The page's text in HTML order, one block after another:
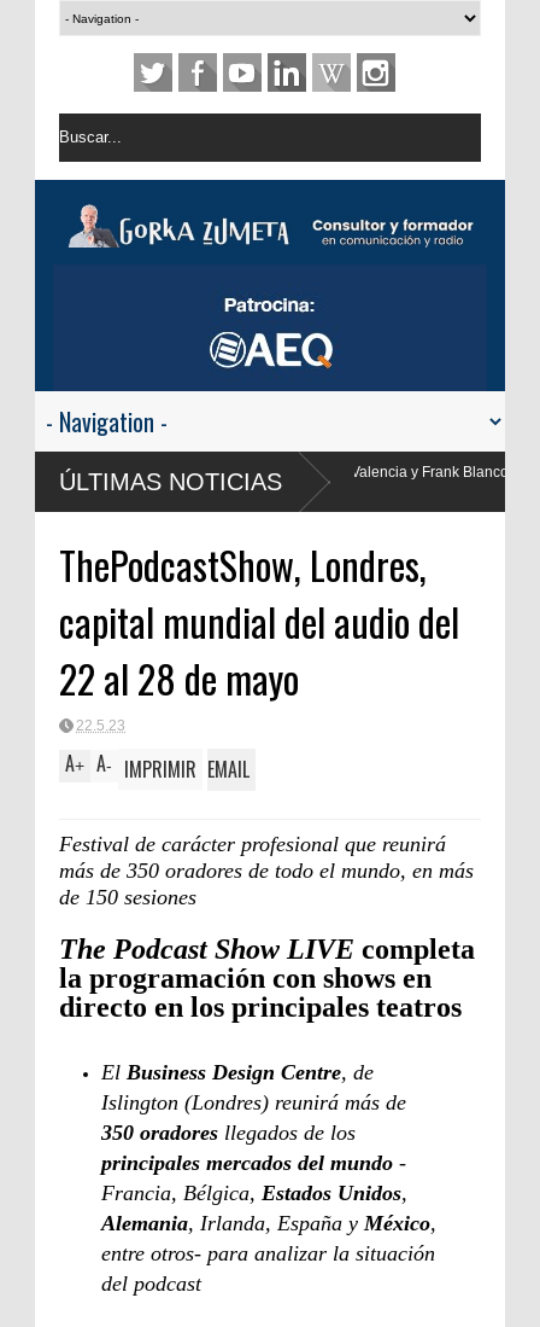
ÚLTIMAS NOTICIAS
y Frank Blanco regresan a
ThePodcastShow, Londres,
capital mundial del audio del
22 al 28 de mayo
22.5.23
A+ A- IMPRIMIR EMAIL
Festival de carácter profesional que reunirá
más de 350 oradores de todo el mundo, en más
de 150 sesiones
The Podcast Show LIVE completa
la programación con shows en
directo en los principales teatros
El Business Design Centre, de
Islington (Londres) reunirá más de
350 oradores llegados de los
principales mercados del mundo -
Francia, Bélgica, Estados Unidos,
Alemania, Irlanda, España yMéxico,
entre otros- para analizar la situación
del podcast